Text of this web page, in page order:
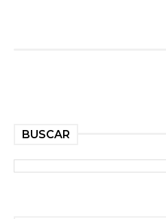
BUSCAR